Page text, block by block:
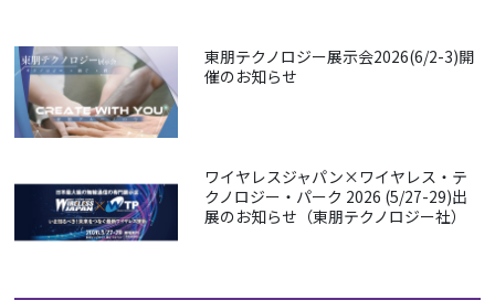
東朋テクノロジー展示会2026(6/2-3)開
催のお知らせ
ワイヤレスジャパン×ワイヤレス・テ
クノロジー・パーク 2026 (5/27-29)出
展のお知らせ（東朋テクノロジー社）